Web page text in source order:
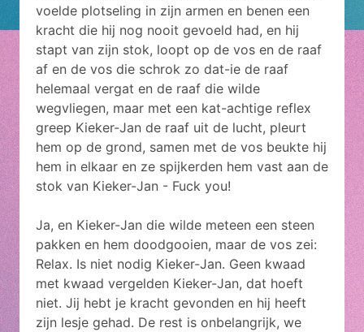
voelde plotseling in zijn armen en benen een
kracht die hij nog nooit gevoeld had, en hij
stapt van zijn stok, loopt op de vos en de raaf
af en de vos die schrok zo dat-ie de raaf
helemaal vergat en de raaf die wilde
wegvliegen, maar met een kat-achtige reflex
greep Kieker-Jan de raaf uit de lucht, pleurt
hem op de grond, samen met de vos beukte hij
hem in elkaar en ze spijkerden hem vast aan de
stok van Kieker-Jan - Fuck you!
Ja, en Kieker-Jan die wilde meteen een steen
pakken en hem doodgooien, maar de vos zei:
Relax. Is niet nodig Kieker-Jan. Geen kwaad
met kwaad vergelden Kieker-Jan, dat hoeft
niet. Jij hebt je kracht gevonden en hij heeft
zijn lesje gehad. De rest is onbelangrijk, we